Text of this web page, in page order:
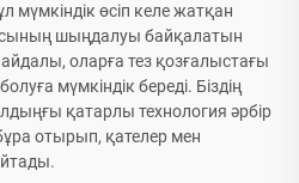
мүмкіндік өсіп келе жатқан
шыңдалуы байқалатын
оларға тез қозғалыстағы
мүмкіндік береді. Біздің
қатарлы технология әрбір
отырып, қателер мен